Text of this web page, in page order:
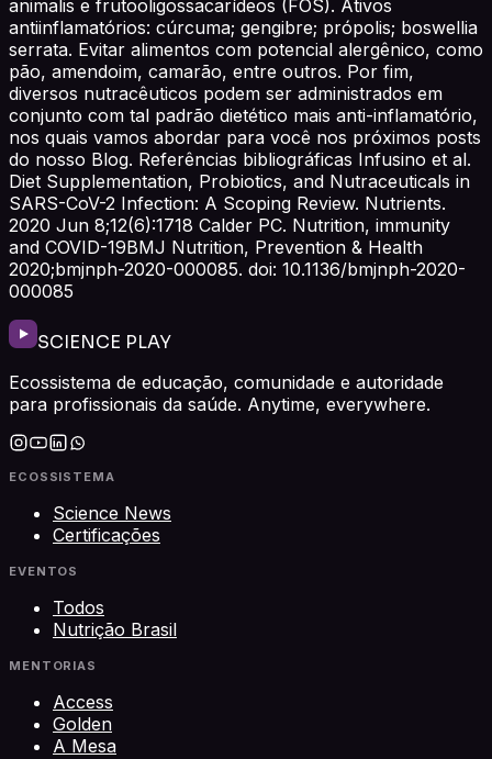
animalis e frutooligossacarídeos (FOS). Ativos
antiinflamatórios: cúrcuma; gengibre; própolis; boswellia
serrata. Evitar alimentos com potencial alergênico, como
pão, amendoim, camarão, entre outros. Por fim,
diversos nutracêuticos podem ser administrados em
conjunto com tal padrão dietético mais anti-inflamatório,
nos quais vamos abordar para você nos próximos posts
do nosso Blog. Referências bibliográficas Infusino et al.
Diet Supplementation, Probiotics, and Nutraceuticals in
SARS-CoV-2 Infection: A Scoping Review. Nutrients.
2020 Jun 8;12(6):1718 Calder PC. Nutrition, immunity
and COVID-19BMJ Nutrition, Prevention & Health
2020;bmjnph-2020-000085. doi: 10.1136/bmjnph-2020-
000085
SCIENCE PLAY
Ecossistema de educação, comunidade e autoridade
para profissionais da saúde. Anytime, everywhere.
ECOSSISTEMA
Science News
Certificações
EVENTOS
Todos
Nutrição Brasil
MENTORIAS
Access
Golden
A Mesa